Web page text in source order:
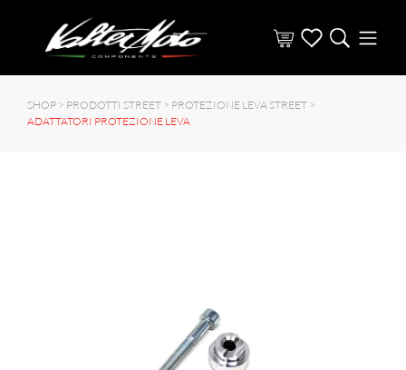
SHOP > PRODOTTI STREET > PROTEZIONE LEVA STREET >
ADATTATORI PROTEZIONE LEVA